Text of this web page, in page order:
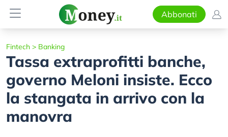
Abbonati
Fintech > Banking
Tassa extraprofitti banche,
governo Meloni insiste. Ecco
la stangata in arrivo con la
manovra